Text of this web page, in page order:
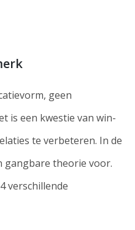
geen
is een kwestie van win-
te verbeteren. In de
gangbare theorie voor.
verschillende